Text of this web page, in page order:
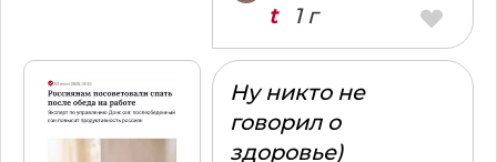
t1 г
Ну никто не
говорил о
здоровье)